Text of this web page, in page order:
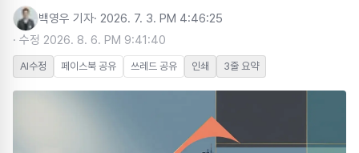
백영우 기자· 2026. 7. 3. PM 4:46:25
· 수정 2026. 8. 6. PM 9:41:40
AI수정 페이스북 공유 쓰레드 공유 인쇄 3줄 요약